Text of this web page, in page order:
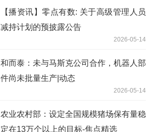
【播资讯】零点有数: 关于高级管理人员
减持计划的预披露公告
2026-05-14
和而泰：未与马斯克公司合作，机器人部
件尚未批量生产|动态
2026-05-14
农业农村部：设定全国规模猪场保有量稳
定在13万个以上的目标-焦点精选